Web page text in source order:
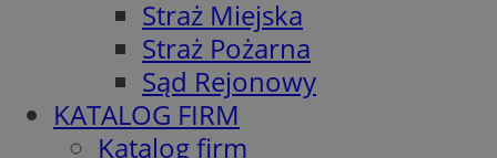
Straż Miejska
Straż Pożarna
Sąd Rejonowy
KATALOG FIRM
Katalog firm